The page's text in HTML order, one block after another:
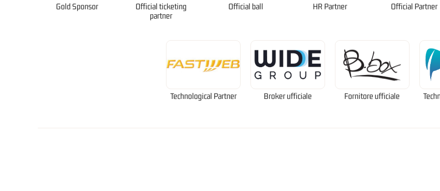
Gold Sponsor
Official ticketing
partner
Official ball HR Partner Official Partner
Technological Partner Broker ufficiale Fornitore ufficiale